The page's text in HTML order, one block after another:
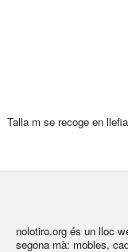
Talla m se recoge en
nolotiro.org és un lloc
segona mà: mobles,